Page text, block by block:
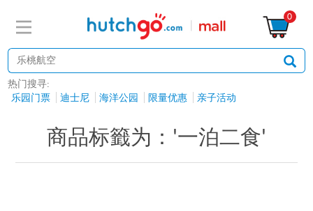
0
热门搜寻:
乐园门票
迪士尼 海洋公园 限量优惠 亲子活动
商品标籤为：'一泊二食'